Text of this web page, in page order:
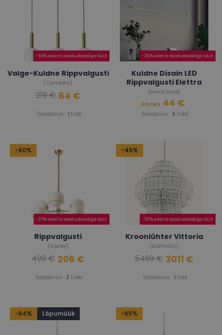
-35% ekstra sooduskoodiga SALE
Valge-Kuldne Rippvalgusti
(Candela)
Saadavus: 1tükk
219 € 64 €
-30% ekstra sooduskoodiga SALE
Kuldne Disain LED
Rippvalgusti Elettra
(Nova Luce)
Saadavus: 6 tükki
Alates 44 €
-60%
-25% ekstra sooduskoodiga SALE
Rippvalgusti
(Carey)
Saadavus: 2 tükki
499 € 206 €
-45%
-20% ekstra sooduskoodiga SALE
Kroonlühter Vittoria
(Eichholtz)
Saadavus: 1tükk
5499 € 3011 €
-84% Lõpumüük -65%